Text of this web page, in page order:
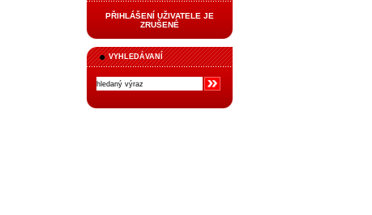
PŘIHLÁŠENÍ UŽIVATELE JE
ZRUŠENÉ
VYHLEDÁVANÍ